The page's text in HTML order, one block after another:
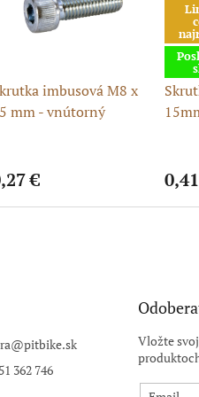
imbusová M8 x
mm - vnútorný
€
@pitbike.sk
362 746
Vložte